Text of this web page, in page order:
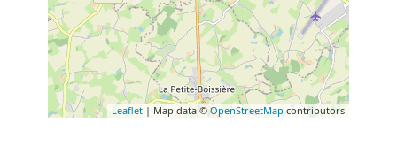
Leaflet| Map data ©OpenStreetMap contributors